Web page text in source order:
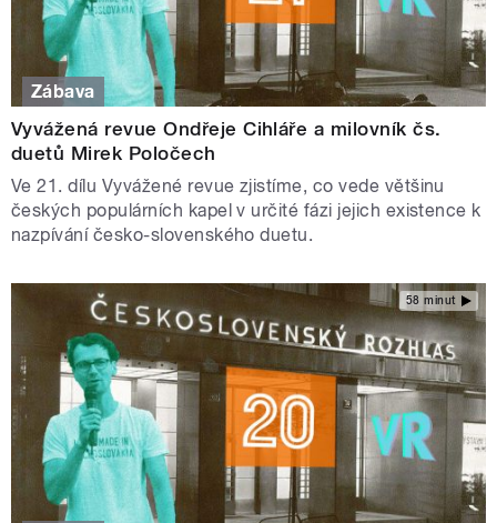
Zábava
Vyvážená revue Ondřeje Cihláře a milovník čs.
duetů Mirek Poločech
Ve 21. dílu Vyvážené revue zjistíme, co vede většinu
českých populárních kapel v určité fázi jejich existence k
nazpívání česko-slovenského duetu.
58 minut